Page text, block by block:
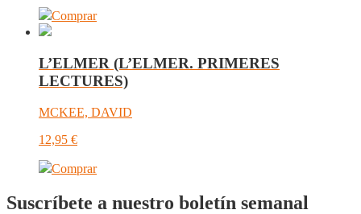
Comprar
L’ELMER (L’ELMER. PRIMERES
LECTURES)
MCKEE, DAVID
12,95 €
Comprar
Suscríbete a nuestro boletín semanal